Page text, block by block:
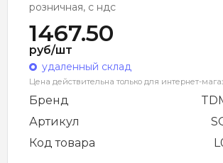
розничная, с ндс
1467.50
руб/шт
удаленный склад
Цена действительна только для интернет-
Бренд
Артикул
Код товара